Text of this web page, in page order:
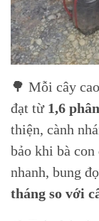
🌳 Mỗi cây
đạt từ 1,6
thiện, cành
bảo khi bà con
nhanh, bung
tháng so với